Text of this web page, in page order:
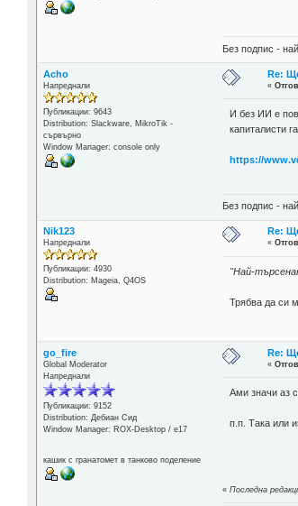
Без подпис -
Acho
Напреднали
Публикации: 9643
Distribution: Slackware, MikroTik -
сървърно
Window Manager: console only
Re:
«
И без ИИ е
капиталисти
https://
Без подпис -
Nik123
Напреднали
Публикации: 4930
Distribution: Mageia, Q4OS
Re:
«
"Най-
Трябва да си
go_fire
Global Moderator
Напреднали
Публикации: 9152
Distribution: Дебиан Сид
Window Manager: ROX-Desktop / е17
кашик с гранатомет в танково поделение
Re:
«
Ами значи аз
п.п. Така или
«Последна